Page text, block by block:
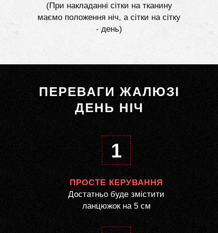
(При накладанні сітки на тканину
маємо положення ніч, а сітки на сітку
- день)
ПЕРЕВАГИ ЖАЛЮЗІ
ДЕНЬ НІЧ
1
ПРОСТЕ КЕРУВАННЯ
Достатньо буде змістити
ланцюжок на 5 см